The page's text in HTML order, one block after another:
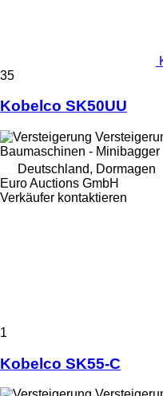
35
Kobelco SK50UU
Baumaschinen - Minibagger
Deutschland, Dormagen
Euro Auctions GmbH
Verkäufer kontaktieren
1
Kobelco SK55-C